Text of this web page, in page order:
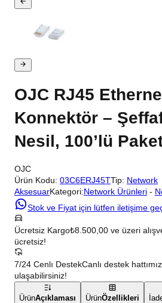
OJC RJ45
Konnektör –
Nesil, 100’lü
OJC
Ürün Kodu: 03C6ERJ45TTip: Network
AksesuarKategori:Network Ürünleri -
Stok ve Fiyat için lütfen iletişime
Ücretsiz Kargo₺8.500,00 ve üzeri
ücretsiz!
7/24 Cenlı DestekCanlı destek
ulaşabilirsiniz!
ÜrünAçıklaması ÜrünÖzellikleri